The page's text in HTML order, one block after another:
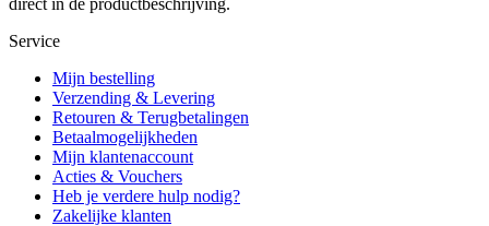
direct in de productbeschrijving.
Service
Mijn bestelling
Verzending & Levering
Retouren & Terugbetalingen
Betaalmogelijkheden
Mijn klantenaccount
Acties & Vouchers
Heb je verdere hulp nodig?
Zakelijke klanten